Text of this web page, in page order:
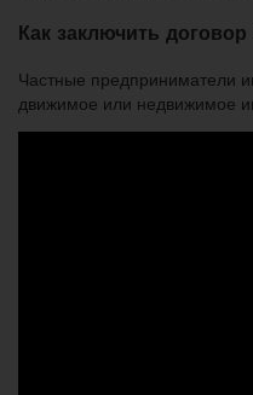
Как заключить
Частные предприниматели
движимое или недвижимое